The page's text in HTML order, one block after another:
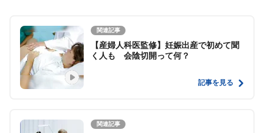
関連記事
【産婦人科医監修】妊娠出産で初めて聞
く人も 会陰切開って何？
記事を見る
関連記事